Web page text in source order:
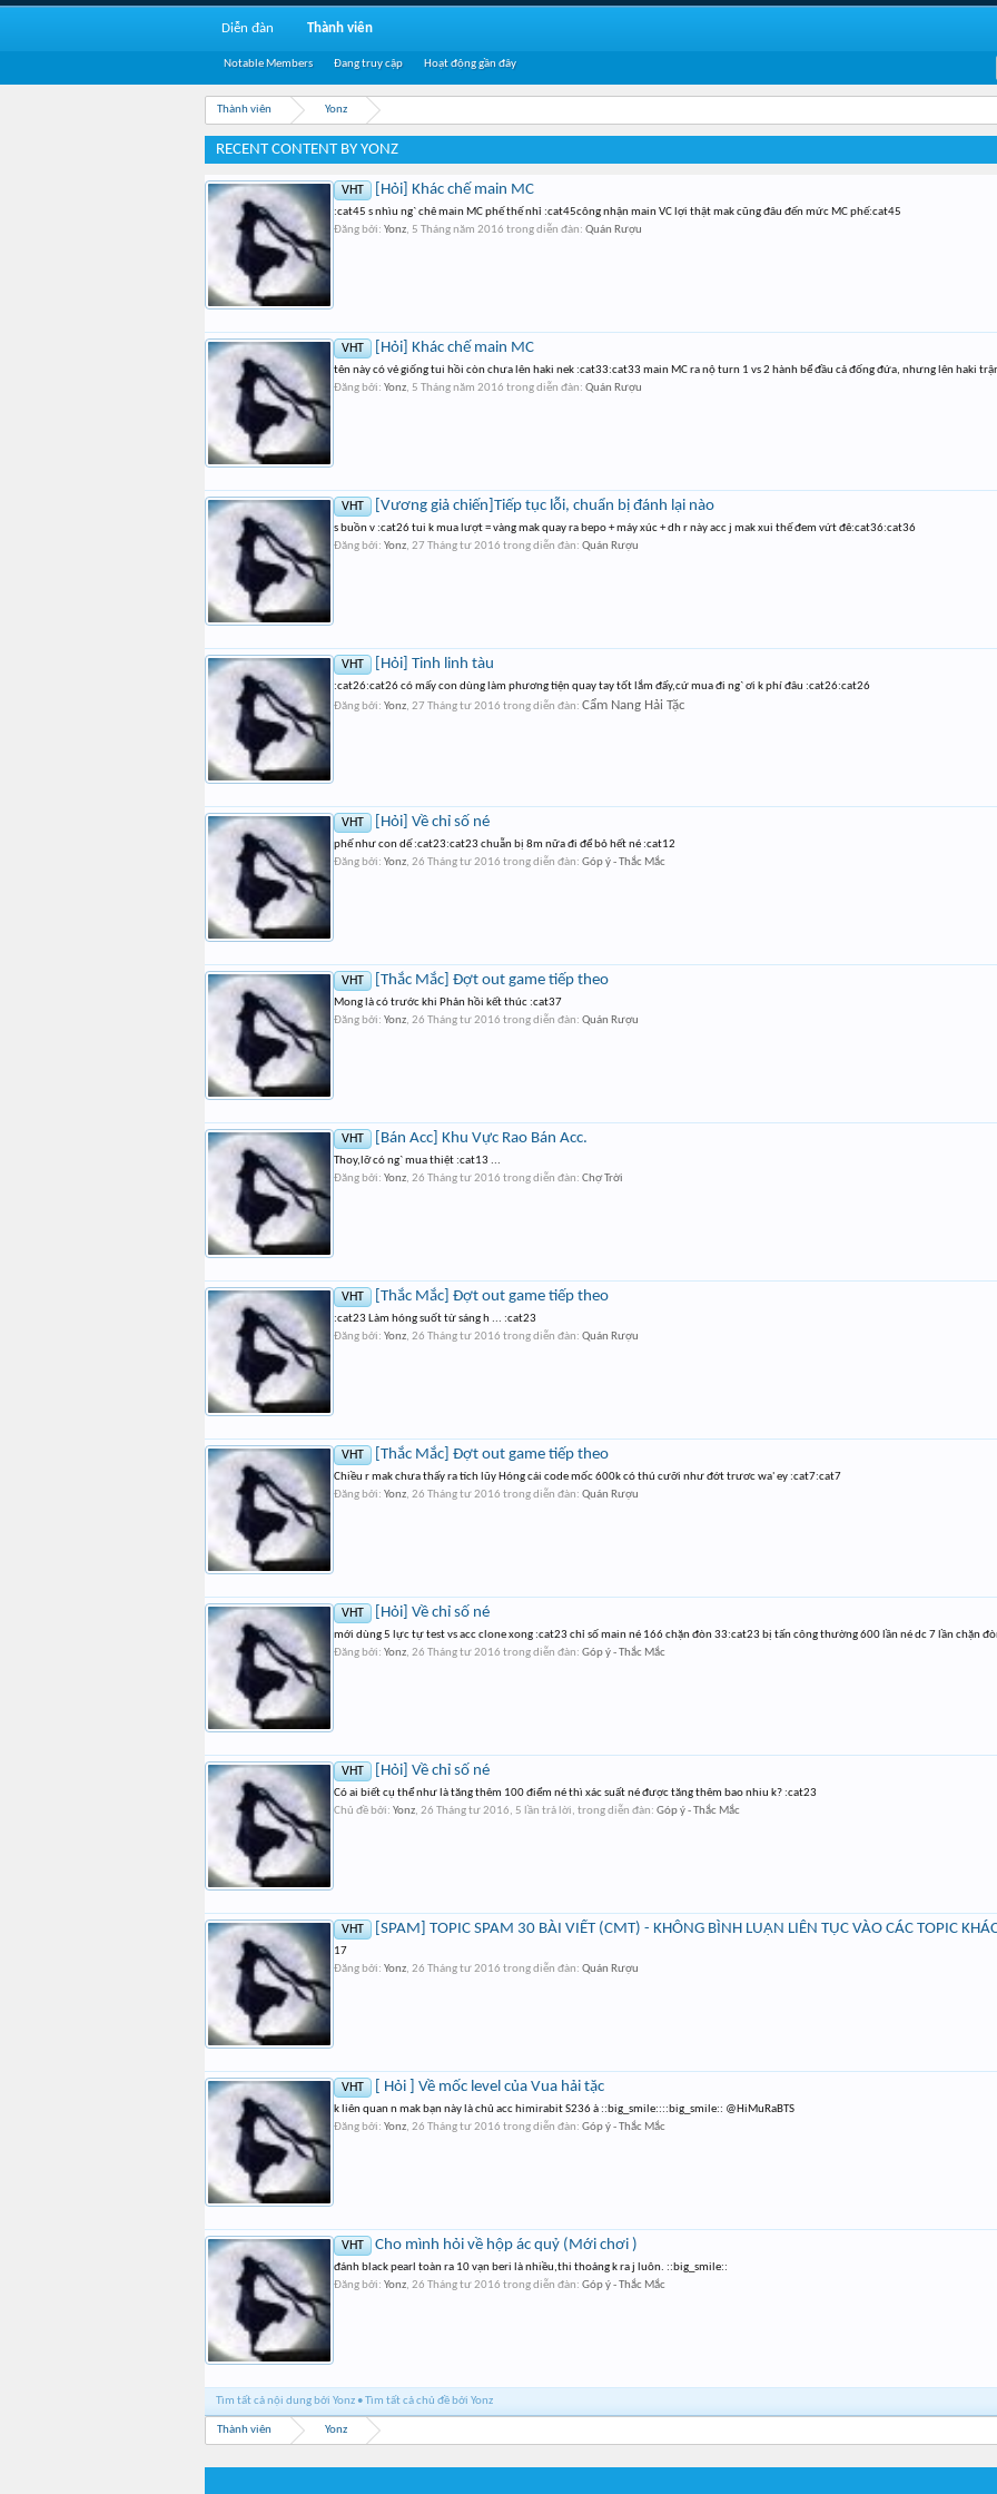
Thành viên Yonz
RECENT CONTENT BY YONZ
VHT [Hỏi] Khác chế main MC
:cat45 s nhìu ng` chê main MC phế thế nhỉ :cat45công nhận main VC lợi thật mak cũng đâu đến mức MC phế:cat45
Đăng bởi: Yonz, 5 Tháng năm 2016 trong diễn đàn: Quán Rượu
VHT [Hỏi] Khác chế main MC
tên này có vẻ giống tui hồi còn chưa lên haki nek :cat33:cat33 main MC ra nộ turn 1 vs 2 hành bể đầu cả đống đứa, nhưng lên haki
Đăng bởi: Yonz, 5 Tháng năm 2016 trong diễn đàn: Quán Rượu
VHT [Vương giả chiến]Tiếp tục lỗi, chuẩn bị đánh lại nào
s buồn v :cat26 tui k mua lượt = vàng mak quay ra bepo + máy xúc + dh r này acc j mak xui thế đem vứt đê:cat36:cat36
Đăng bởi: Yonz, 27 Tháng tư 2016 trong diễn đàn: Quán Rượu
VHT [Hỏi] Tinh linh tàu
:cat26:cat26 có mấy con dùng làm phương tiện quay tay tốt lắm đấy,cứ mua đi ng` ơi k phí đâu :cat26:cat26
Đăng bởi: Yonz, 27 Tháng tư 2016 trong diễn đàn: Cẩm Nang Hải Tặc
VHT [Hỏi] Về chỉ số né
phế như con dế :cat23:cat23 chuẫn bị 8m nữa đi để bỏ hết né :cat12
Đăng bởi: Yonz, 26 Tháng tư 2016 trong diễn đàn: Góp ý - Thắc Mắc
VHT [Thắc Mắc] Đợt out game tiếp theo
Mong là có trước khi Phản hồi kết thúc :cat37
Đăng bởi: Yonz, 26 Tháng tư 2016 trong diễn đàn: Quán Rượu
VHT [Bán Acc] Khu Vực Rao Bán Acc.
Thoy,lỡ có ng` mua thiệt :cat13 ...
Đăng bởi: Yonz, 26 Tháng tư 2016 trong diễn đàn: Chợ Trời
VHT [Thắc Mắc] Đợt out game tiếp theo
:cat23 Làm hóng suốt từ sáng h ... :cat23
Đăng bởi: Yonz, 26 Tháng tư 2016 trong diễn đàn: Quán Rượu
VHT [Thắc Mắc] Đợt out game tiếp theo
Chiều r mak chưa thấy ra tích lũy Hóng cái code mốc 600k có thú cưỡi như đớt trươc wa' ey :cat7:cat7
Đăng bởi: Yonz, 26 Tháng tư 2016 trong diễn đàn: Quán Rượu
VHT [Hỏi] Về chỉ số né
mới dùng 5 lực tự test vs acc clone xong :cat23 chỉ số main né 166 chặn đòn 33:cat23 bị tấn công thường 600 lần né dc 7 lần chặn
Đăng bởi: Yonz, 26 Tháng tư 2016 trong diễn đàn: Góp ý - Thắc Mắc
VHT [Hỏi] Về chỉ số né
Có ai biết cụ thể như là tăng thêm 100 điểm né thì xác suất né được tăng thêm bao nhiu k? :cat23
Chủ đề bởi: Yonz, 26 Tháng tư 2016, 5 lần trả lời, trong diễn đàn: Góp ý - Thắc Mắc
VHT [SPAM] TOPIC SPAM 30 BÀI VIẾT (CMT) - KHÔNG BÌNH LUẬN LIÊN TỤC VÀO CÁC TOPIC
17
Đăng bởi: Yonz, 26 Tháng tư 2016 trong diễn đàn: Quán Rượu
VHT [ Hỏi ] Về mốc level của Vua hải tặc
k liên quan n mak bạn này là chủ acc himirabit S236 à ::big_smile::::big_smile:: @HiMuRaBTS
Đăng bởi: Yonz, 26 Tháng tư 2016 trong diễn đàn: Góp ý - Thắc Mắc
VHT Cho mình hỏi về hộp ác quỷ (Mới chơi )
đánh black pearl toàn ra 10 vạn beri là nhiều,thi thoảng k ra j luôn. ::big_smile::
Đăng bởi: Yonz, 26 Tháng tư 2016 trong diễn đàn: Góp ý - Thắc Mắc
Tìm tất cả nội dung bởi Yonz Tìm tất cả chủ đề bởi Yonz
Thành viên Yonz
Diễn đàn Thành viên
Notable Members Đang truy cập Hoạt động gần đây